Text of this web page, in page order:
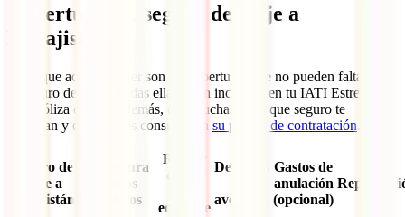
Cobertura del seguro de viaje a
Kazajistán
Estas que acabas de ver son las coberturas que no pueden faltar en
tu seguro de viaje. Todas ellas están incluidas en tu IATI Estrella.
Esta póliza cuenta, además, con muchas otras que seguro te
interesan y que puedes consultar en su página de contratación.
Seguro de
viaje a
Kazajistán
Cobertura
Gastos
Médicos
Robo y
equipaje
Deportes
aventura
Gastos de
anulación
(opcional)